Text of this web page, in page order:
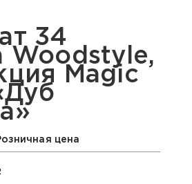
34
Woodstyle,
Magic
цена